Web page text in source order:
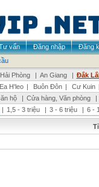
vấn Đăng nhập Đăng
Hải Phòng | An Giang | Đắk
Ea H'leo | Buôn Đôn | Cư Kuin
hộ | Cửa hàng, Văn phòng |
| 1,5 - 3 triệu | 3 - 6 triệu | 6 -